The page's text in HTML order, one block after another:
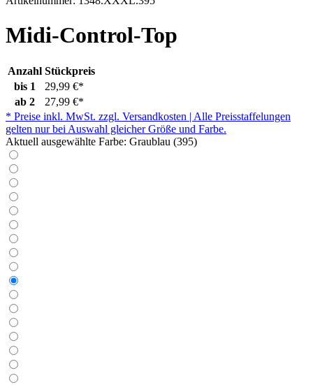
Midi-Control-Top
Anzahl Stückpreis
bis 1
29,99 €*
ab 2
27,99 €*
* Preise inkl. MwSt. zzgl. Versandkosten | Alle Preisstaffelungen
gelten nur bei Auswahl gleicher Größe und Farbe.
Aktuell ausgewählte Farbe: Graublau (395)